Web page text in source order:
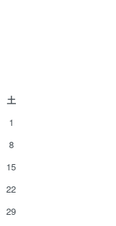
土
1
8
15
22
29